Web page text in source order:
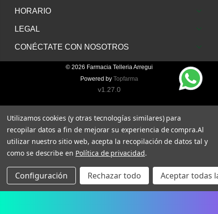
HORARIO
LEGAL
CONÉCTATE CON NOSOTROS
© 2026 Farmacia Telleria Arregui
Powered by Topfarma
v1.27.0
Utilizamos cookies (y otras tecnologías similares) para
recopilar datos a fin de mejorar su experiencia de compra.Al
utilizar nuestro sitio web, acepta la recopilación de datos tal y
como se describe en Política de privacidad.
Configuración Rechazar todo Aceptar todas